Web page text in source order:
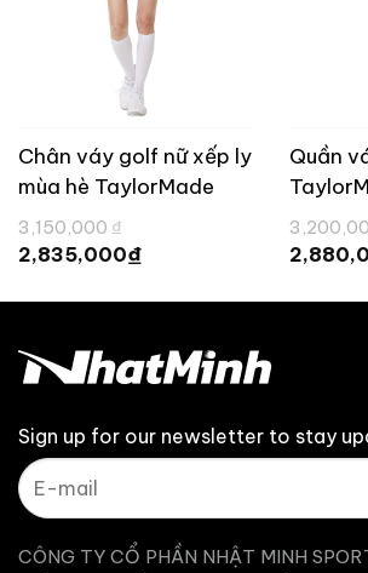
Chân váy golf nữ xếp ly
mùa hè TaylorMade
TL834
3,150,000 ₫
gốc
là:
2,835,000₫
là:
Quần
Sign up for our newsletter to stay
CÔNG TY CỔ PHẦN NHẬT MINH